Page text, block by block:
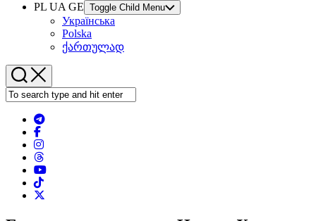
PL UA GE Toggle Child Menu
Українська
Polska
ქართულად